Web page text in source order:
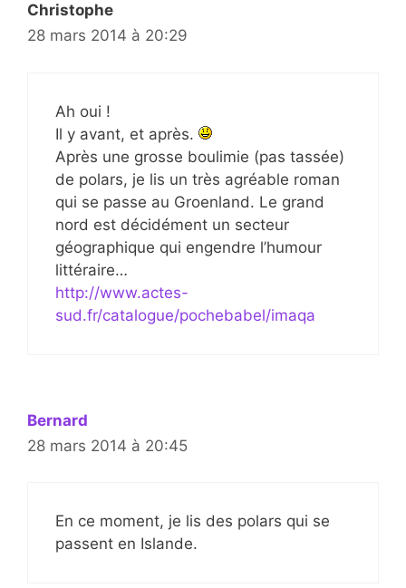
Christophe
28 mars 2014 à 20:29
Ah oui !
Il y avant, et après.
Après une grosse boulimie (pas tassée)
de polars, je lis un très agréable roman
qui se passe au Groenland. Le grand
nord est décidément un secteur
géographique qui engendre l’humour
littéraire…
http://www.actes-
sud.fr/catalogue/pochebabel/imaqa
Bernard
28 mars 2014 à 20:45
En ce moment, je lis des polars qui se
passent en Islande.